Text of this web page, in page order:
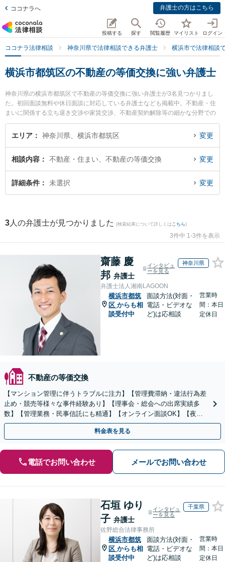
ココナラへ 弁護士の方はこちら
投稿する 探す 閲覧履歴 マイリスト ログイン
ココナラ法律相談 神奈川県で法律相談できる弁護士 横浜市で法律相談
横浜市都筑区の不動産の等価交換に強い弁護士
神奈川県の横浜市都筑区で不動産の等価交換に強い弁護士が3名見つかりまし
た。初回面談無料や休日面談に対応している弁護士なども掲載中。不動産・住
まいに関係する立ち退き交渉や家賃交渉、不動産契約解除等の細かな分野での
絞り込み検索もでき便利です。特に神奈川港北法律事務所の黒田 清彰弁護士や
港北つばき法律事務所の椿 良和弁護士、都筑港北ニュータウン法律事務所の塚
すぐに弁護士に相談したい』『不動産の等価交換のトラブル解決の実績豊富な
近くの弁護士を検索したい』『初回相談無料で不動産の等価交換を法律相談で
きる横浜市都筑区内の弁護士に相談予約したい』などでお困りの相談者さんに
エリア 神奈川県、横浜市都筑区 変更
相談内容 不動産・住まい、不動産の等価交換 変更
詳細条件 未選択 変更
3 人の弁護士が見つかりました (検索結果について詳しくは こちら)
3件中 1-3件を表示
齋藤 慶
邦 弁護士
インタビュ
ーを見る
神奈川県
弁護士法人湘南LAGOON
横浜市都筑
区 からも相
談受付中
面談方法(対面・
電話・ビデオな
ど)は応相談
営業時
間：本日
定休日
不動産の等価交換
【マンション管理に伴うトラブルに注力】【管理費滞納・違法行為差
止め・競売等様々な事件経験あり】【理事会・総会への出席実績多
数】【管理業務・民事信託にも精通】【オンライン面談OK】【夜
間・休日相談可】
料金表を見る
電話でお問い合わせ メールでお問い合わせ
石垣 ゆり
子 弁護士
インタビュ
ーを見る
千葉県
佐野総合法律事務所
横浜市都筑
区 からも相
談受付中
面談方法(対面・
電話・ビデオな
ど)は応相談
営業時
間：本日
定休日